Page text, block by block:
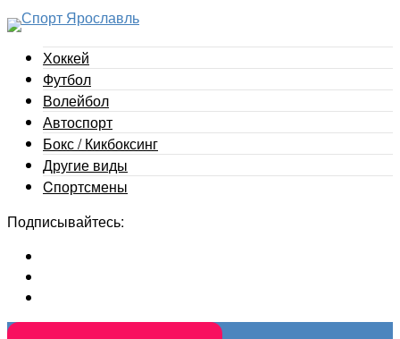
Хоккей
Футбол
Волейбол
Автоспорт
Бокс / Кикбоксинг
Другие виды
Cпортсмены
Подписывайтесь: